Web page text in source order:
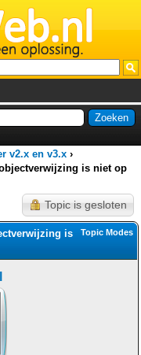
*
v2.x en v3.x ›
is niet op
Topic is gesloten
Topic Modes
is